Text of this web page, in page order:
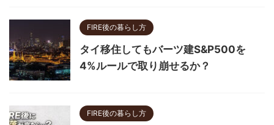
FIRE後の暮らし方
タイ移住してもバーツ建S&P500を
4%ルールで取り崩せるか？
FIRE後の暮らし方